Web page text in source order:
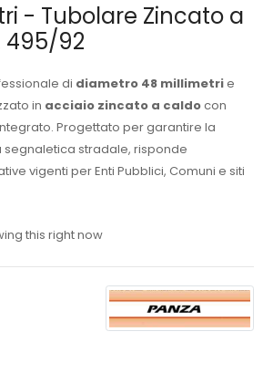
- Tubolare Zincato a
495/92
di diametro 48 millimetrie
in acciaio zincato a caldocon
Progettato per garantire la
stradale, risponde
vigenti per Enti Pubblici, Comuni e siti
this right now